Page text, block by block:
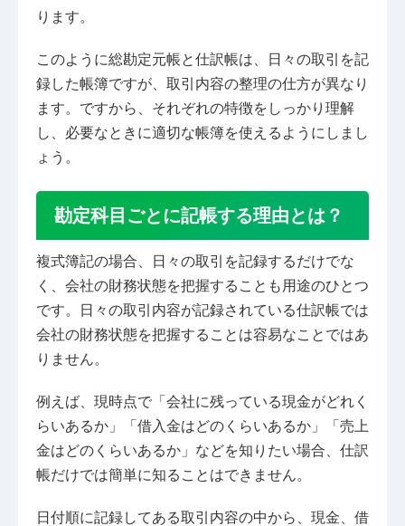
ります。
このように総勘定元帳と仕訳帳は、日々の取引を記
録した帳簿ですが、取引内容の整理の仕方が異なり
ます。ですから、それぞれの特徴をしっかり理解
し、必要なときに適切な帳簿を使えるようにしまし
ょう。
勘定科目ごとに記帳する理由とは？
複式簿記の場合、日々の取引を記録するだけでな
く、会社の財務状態を把握することも用途のひとつ
です。日々の取引内容が記録されている仕訳帳では
会社の財務状態を把握することは容易なことではあ
りません。
例えば、現時点で「会社に残っている現金がどれく
らいあるか」「借入金はどのくらいあるか」「売上
金はどのくらいあるか」などを知りたい場合、仕訳
帳だけでは簡単に知ることはできません。
日付順に記録してある取引内容の中から、現金、借